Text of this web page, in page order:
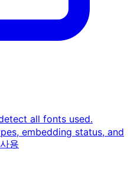
all fonts used.
embedding status, and
용